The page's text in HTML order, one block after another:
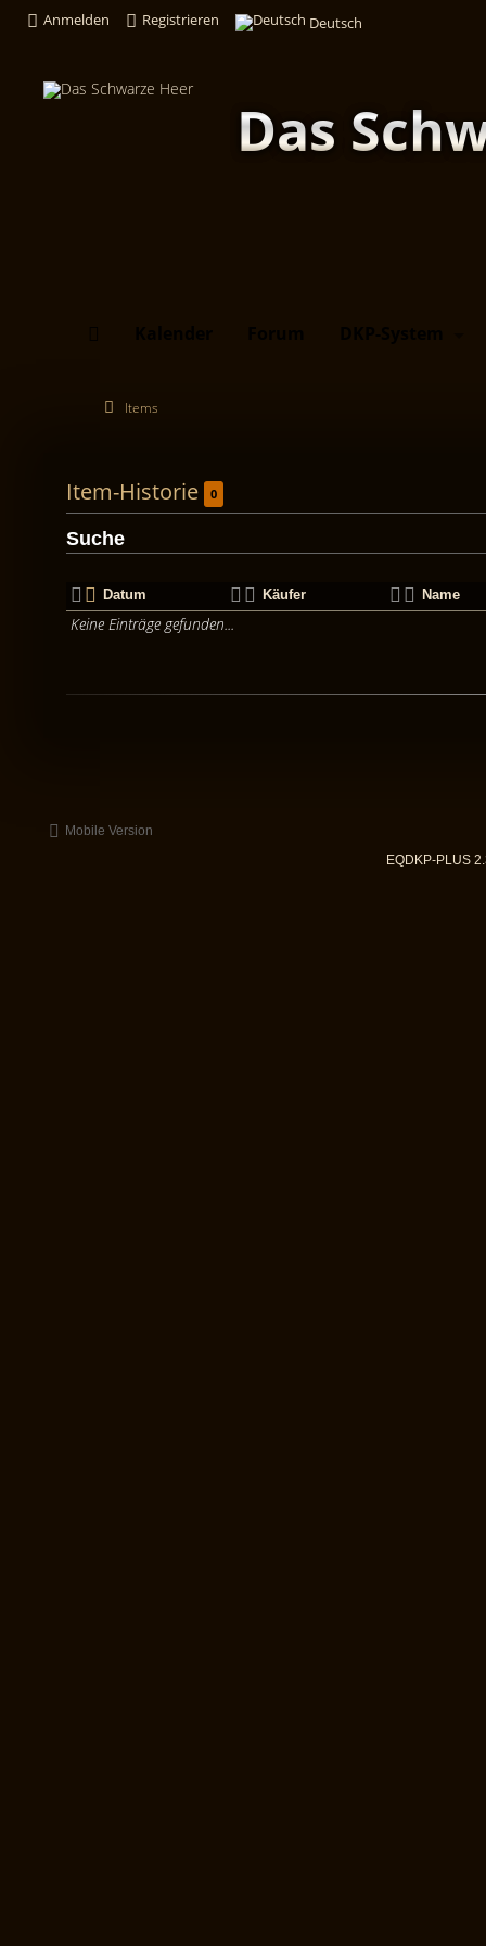
Anmelden Registrieren Deutsch
Das
Items
Item-Historie 0
Suche
Datum Käufer Name
Keine Einträge gefunden...
Mobile Version
EQDKP-PLUS